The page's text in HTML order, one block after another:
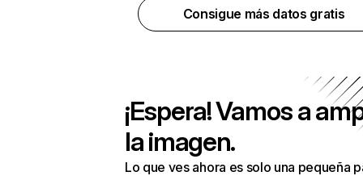
Consigue más datos gratis
¡Espera! Vamos a
la imagen.
Lo que ves ahora es solo una pequeña